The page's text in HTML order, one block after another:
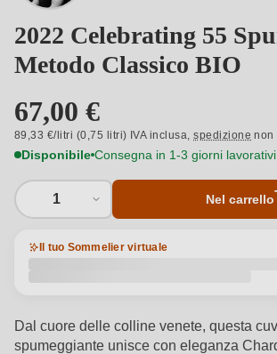
2022 Celebrating 55
Metodo Classico BIO
67,00 €
89,33 €/litri (0,75 litri) IVA inclusa,spedizione non
Disponibile Consegna in 1-3 giorni lavorativi
1 Nel carrello
Il tuo Sommelier virtuale
Dal cuore delle colline venete, questa
spumeggiante unisce con eleganza